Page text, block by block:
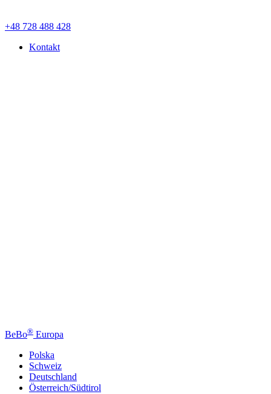
+48 728 488 428
Kontakt
BeBo® Europa
Polska
Schweiz
Deutschland
Österreich/Südtirol